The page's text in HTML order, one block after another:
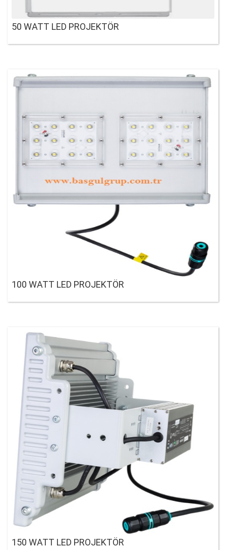
50 WATT LED PROJEKTÖR
100 WATT LED PROJEKTÖR
150 WATT LED PROJEKTÖR